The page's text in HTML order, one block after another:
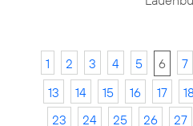
1 2 3 4 5 6 7
13
14 15 16 17 18
23
24 25 26 27